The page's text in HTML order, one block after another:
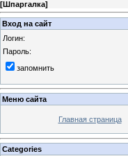
[Шпаргалка]
Вход на сайт
Логин:
Пароль:
запомнить
Меню сайта
Главная страница
Categories